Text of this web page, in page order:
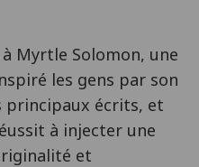
Myrtle Solomon, une
les gens par son
principaux écrits, et
à injecter une
et